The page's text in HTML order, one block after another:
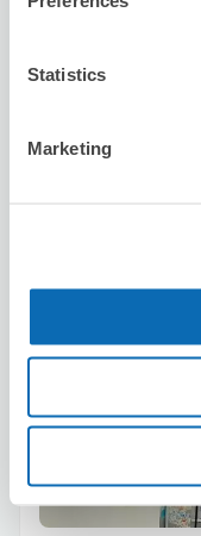
Statistics
Marketing
着物レンタル